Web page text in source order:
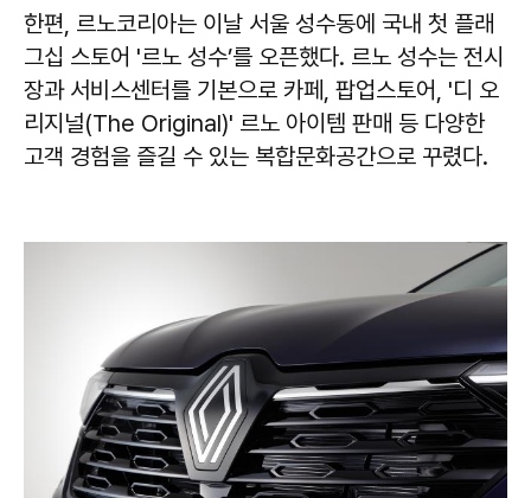
한편, 르노코리아는 이날 서울 성수동에 국내 첫 플래
그십 스토어 '르노 성수’를 오픈했다. 르노 성수는 전시
장과 서비스센터를 기본으로 카페, 팝업스토어, '디 오
리지널(The Original)' 르노 아이템 판매 등 다양한
고객 경험을 즐길 수 있는 복합문화공간으로 꾸렸다.